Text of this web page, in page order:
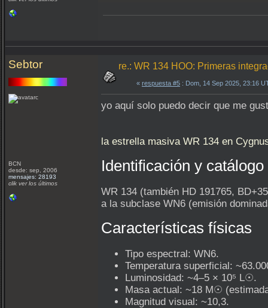
Sebtor
BCN
desde: sep, 2006
mensajes: 28193
clik ver los últimos
re.: WR 134 HOO: Primeras
« respuesta #5 : Dom, 14 Sep 2025, 23:16
yo aquí solo puedo decir que me
la estrella masiva WR 134 en
Identificación y catálogo
WR 134 (también HD 191765,
a la subclase WN6 (emisión
Características físicas
Tipo espectral: WN6.
Temperatura superficial:
Luminosidad: ~4–5 × 10⁵ L☉.
Masa actual: ~18 M☉
Magnitud visual: ~10,3.